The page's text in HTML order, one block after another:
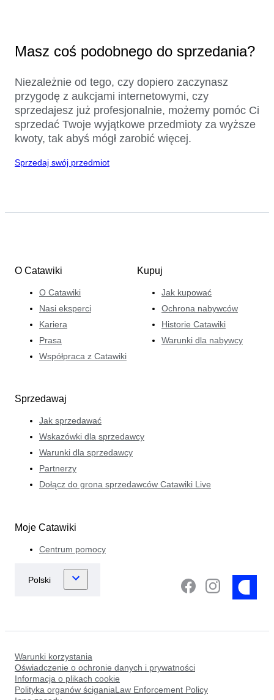
Masz coś podobnego do sprzedania?
Niezależnie od tego, czy dopiero zaczynasz
przygodę z aukcjami internetowymi, czy
sprzedajesz już profesjonalnie, możemy pomóc Ci
sprzedać Twoje wyjątkowe przedmioty za wyższe
kwoty, tak abyś mógł zarobić więcej.
Sprzedaj swój przedmiot
O Catawiki
O Catawiki
Nasi eksperci
Kariera
Prasa
Współpraca z Catawiki
Kupuj
Jak kupować
Ochrona nabywców
Historie Catawiki
Warunki dla nabywcy
Sprzedawaj
Jak sprzedawać
Wskazówki dla sprzedawcy
Warunki dla sprzedawcy
Partnerzy
Dołącz do grona sprzedawców Catawiki Live
Moje Catawiki
Centrum pomocy
Warunki korzystania
Oświadczenie o ochronie danych i prywatności
Informacja o plikach cookie
Polityka organów ściganiaLaw Enforcement Policy